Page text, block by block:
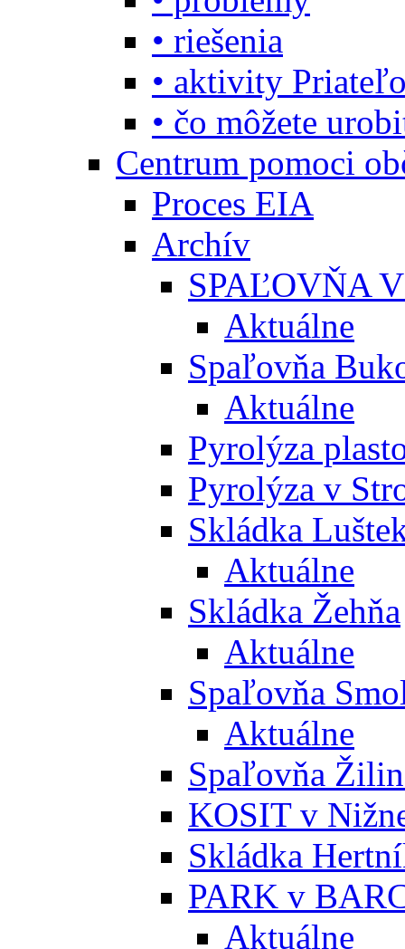
• riešenia
• aktivity
• čo môžete
Centrum pomoci
Proces EIA
Archív
SPAĽOVŇA
Aktuálne
Spaľovňa
Aktuálne
Pyrolýza
Pyrolýza v
Skládka
Aktuálne
Skládka Žehňa
Aktuálne
Spaľovňa
Aktuálne
Spaľovňa
KOSIT v
Skládka
PARK v
Aktuálne